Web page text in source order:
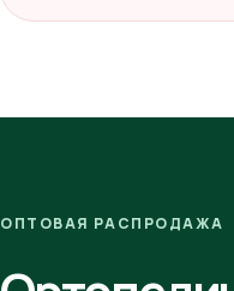
ОПТОВАЯ РАСПРОДАЖА